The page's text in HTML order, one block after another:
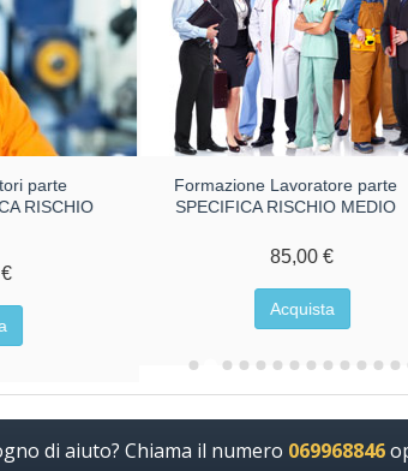
parte
RISCHIO
Formazione Lavoratore parte
SPECIFICA RISCHIO MEDIO
85,00 €
Acquista
di aiuto? Chiama il numero 069968846